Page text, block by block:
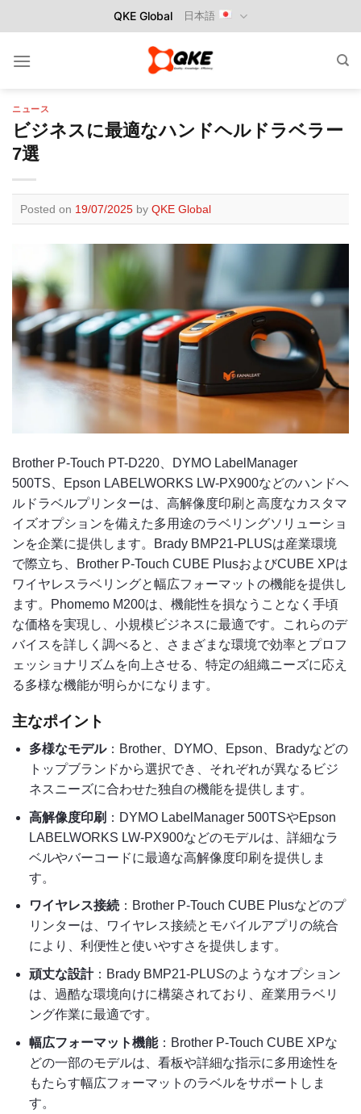
to
QKE Global 日本語
ニュース
ビジネスに最適なハンドヘルドラベラー
7選
Posted on 19/07/2025 by QKE Global
Brother P-Touch PT-D220、DYMO LabelManager
500TS、Epson LABELWORKS LW-PX900などのハンドヘ
ルドラベルプリンターは、高解像度印刷と高度なカスタマ
イズオプションを備えた多用途のラベリングソリューショ
ンを企業に提供します。Brady BMP21-PLUSは産業環境
で際立ち、Brother P-Touch CUBE PlusおよびCUBE XPは
ワイヤレスラベリングと幅広フォーマットの機能を提供し
ます。Phomemo M200は、機能性を損なうことなく手頃
な価格を実現し、小規模ビジネスに最適です。これらのデ
バイスを詳しく調べると、さまざまな環境で効率とプロフ
ェッショナリズムを向上させる、特定の組織ニーズに応え
る多様な機能が明らかになります。
主なポイント
多様なモデル：Brother、DYMO、Epson、Bradyなどの
トップブランドから選択でき、それぞれが異なるビジ
ネスニーズに合わせた独自の機能を提供します。
高解像度印刷 ：DYMO LabelManager 500TSやEpson
LABELWORKS LW-PX900などのモデルは、詳細なラ
ベルやバーコードに最適な高解像度印刷を提供しま
す。
ワイヤレス接続：Brother P-Touch CUBE Plusなどのプ
リンターは、ワイヤレス接続とモバイルアプリの統合
により、利便性と使いやすさを提供します。
頑丈な設計：Brady BMP21-PLUSのようなオプション
は、過酷な環境向けに構築されており、産業用ラベリ
ング作業に最適です。
幅広フォーマット機能：Brother P-Touch CUBE XPな
どの一部のモデルは、看板や詳細な指示に多用途性を
もたらす幅広フォーマットのラベルをサポートしま
す。